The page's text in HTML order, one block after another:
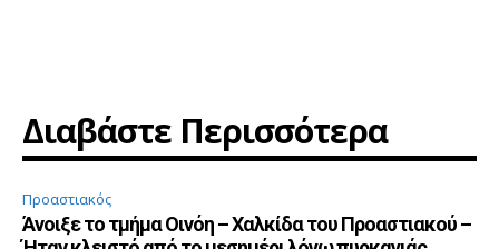
Διαβάστε Περισσότερα
Προαστιακός
Άνοιξε το τμήμα Οινόη – Χαλκίδα του Προαστιακού –